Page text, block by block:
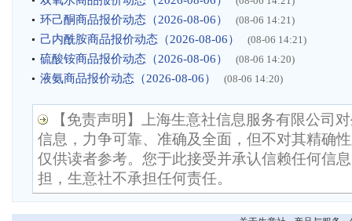
环己酮商品报价动态（2026-08-06） (08-06 14:21)
己内酰胺商品报价动态（2026-08-06） (08-06 14:21)
硫酸铵商品报价动态（2026-08-06） (08-06 14:20)
液氨商品报价动态（2026-08-06） (08-06 14:20)
【免责声明】上海生意社信息服务有限公司
信息，力争可靠、准确及全面，但不对其精确
仅供读者参考。您于此接受并承认信赖任何信
担，生意社不承担任何责任。